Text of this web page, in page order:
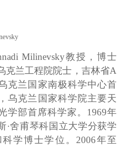
Milinevsky教授，博士
克兰工程院院士，吉林省A
克兰国家南极科学中心首
乌克兰国家科学院主要天
学部首席科学家。1969年
·舍甫琴科国立大学分获学
学博士学位。2006年至